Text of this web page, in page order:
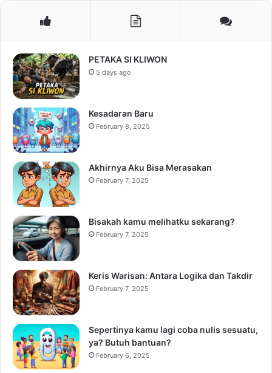
PETAKA SI KLIWON
5 days ago
Kesadaran Baru
February 8, 2025
Akhirnya Aku Bisa Merasakan
February 7, 2025
Bisakah kamu melihatku sekarang?
February 7, 2025
Keris Warisan: Antara Logika dan Takdir
February 7, 2025
Sepertinya kamu lagi coba nulis sesuatu,
ya? Butuh bantuan?
February 6, 2025